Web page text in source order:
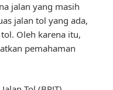
jalan yang masih
jalan tol yang ada,
Oleh karena itu,
pemahaman